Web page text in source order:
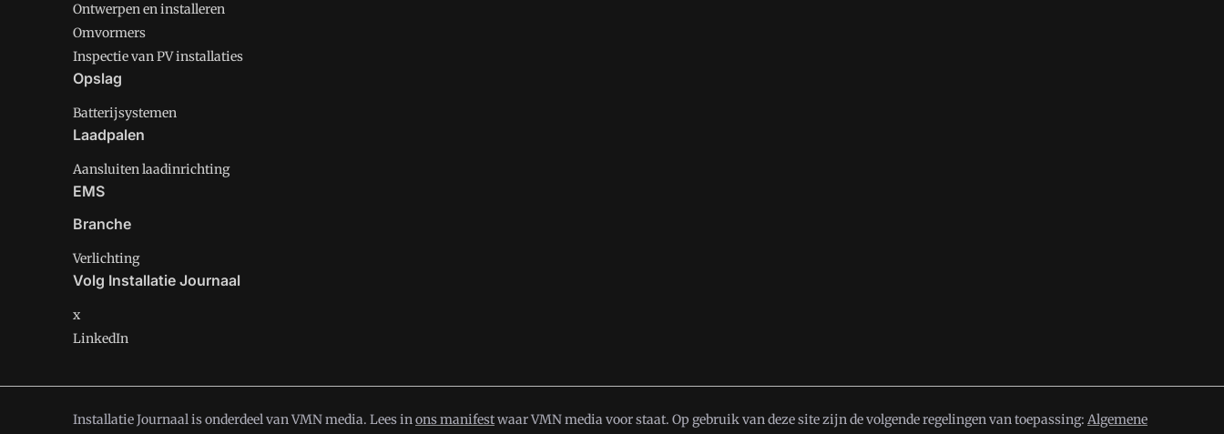
Ontwerpen en installeren
Omvormers
Inspectie van PV installaties
Opslag
Batterijsystemen
Laadpalen
Aansluiten laadinrichting
EMS
Branche
Verlichting
Volg Installatie Journaal
x
LinkedIn
Installatie Journaal is onderdeel van VMN media. Lees inons manifestwaar VMN media voor staat. Op gebruik van deze site zijn de volgende regelingen van toepassing: Algemene